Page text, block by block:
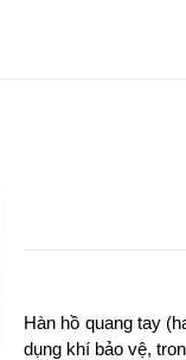
Hàn hồ quang tay
dụng khí bảo vệ,